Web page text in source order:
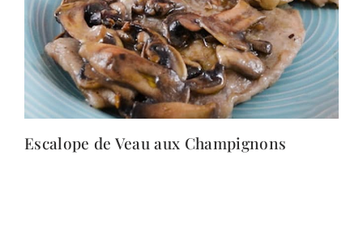
Escalope de Veau aux Champignons